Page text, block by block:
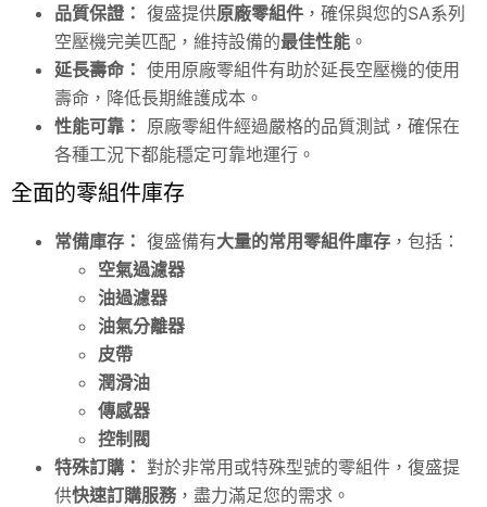
品質保證： 復盛提供原廠零組件 ，確保與您的SA系列
空壓機完美匹配，維持設備的最佳性能 。
延長壽命： 使用原廠零組件有助於延長空壓機的使用
壽命，降低長期維護成本。
性能可靠： 原廠零組件經過嚴格的品質測試，確保在
各種工況下都能穩定可靠地運行。
全面的零組件庫存
常備庫存： 復盛備有大量的常用零組件庫存 ，包括：
空氣過濾器
油過濾器
油氣分離器
皮帶
潤滑油
傳感器
控制閥
特殊訂購： 對於非常用或特殊型號的零組件，復盛提
供快速訂購服務 ，盡力滿足您的需求。